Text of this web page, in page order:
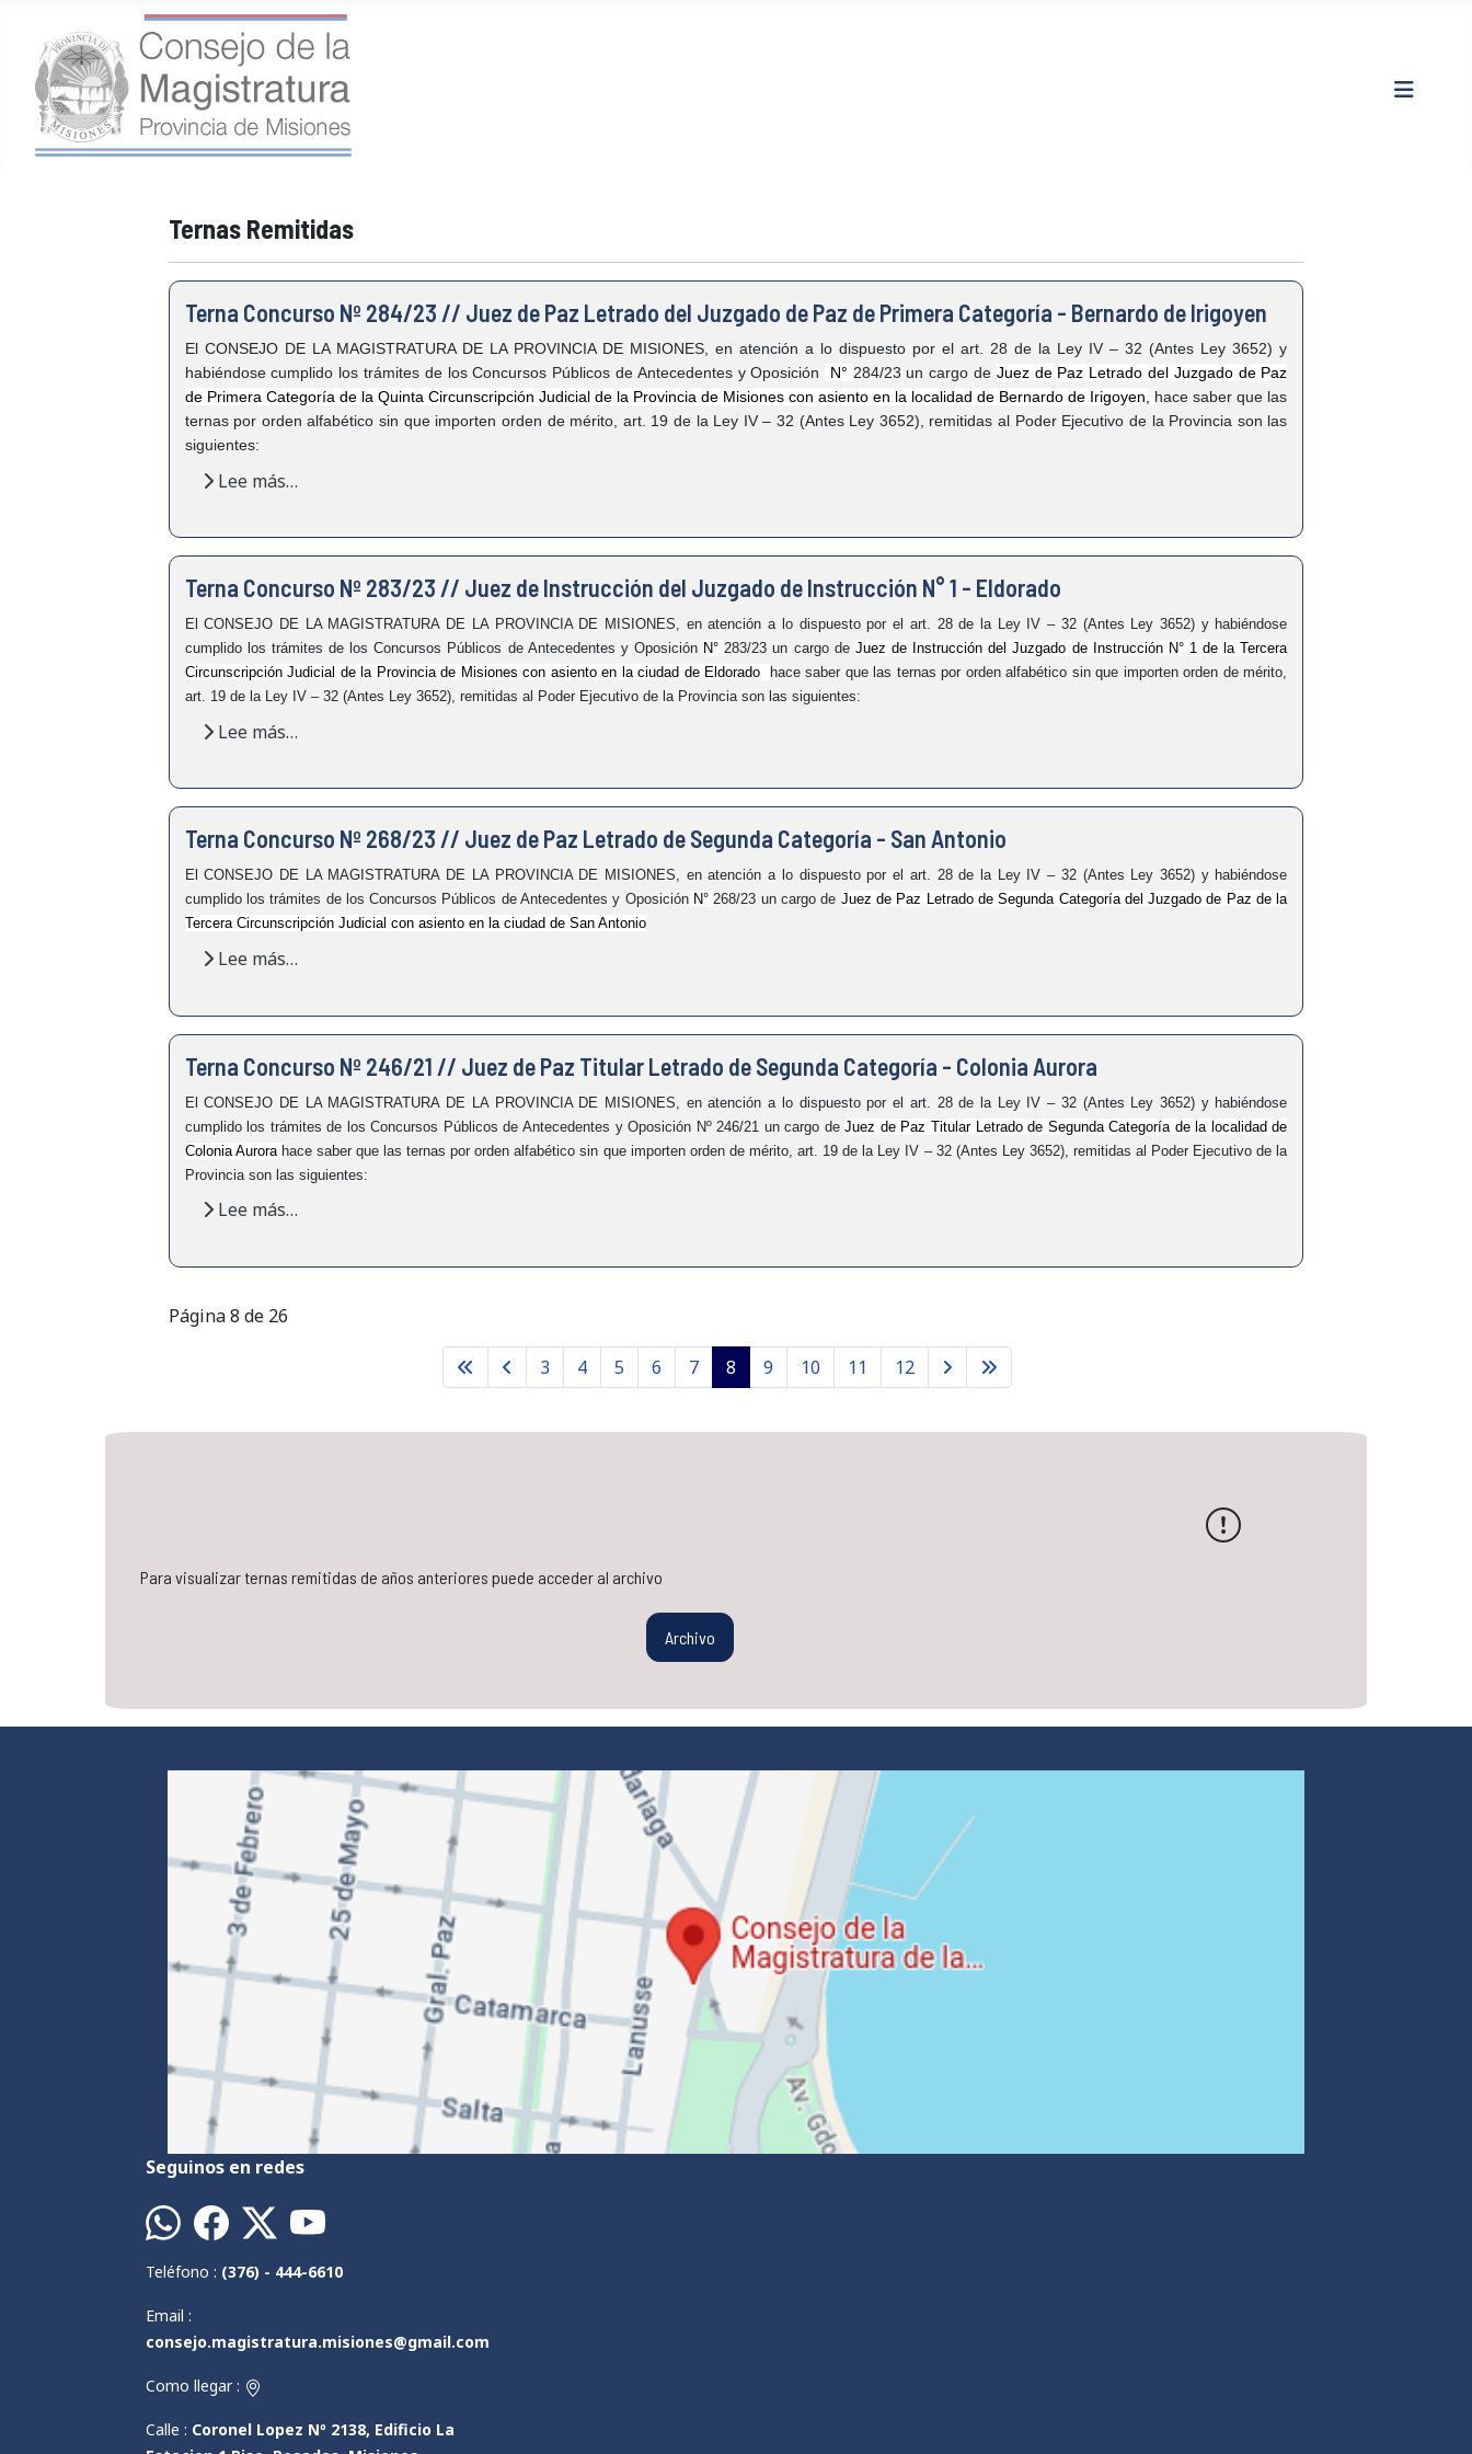
Ternas Remitidas
Terna Concurso Nº 284/23 // Juez de Paz Letrado del Juzgado de Paz de Primera Categoría - Bernardo de Irigoyen
El CONSEJO DE LA MAGISTRATURA DE LA PROVINCIA DE MISIONES, en atención a lo dispuesto por el art. 28 de la Ley IV – 32 (Antes Ley 3652) y
habiéndose cumplido los trámites de los Concursos Públicos de Antecedentes y Oposición
N° 284/23 un cargo de Juez de Paz Letrado del Juzgado de Paz
de Primera Categoría de la Quinta Circunscripción Judicial de la Provincia de Misiones con asiento en la localidad de Bernardo de Irigoyen, hace saber que las
ternas por orden alfabético sin que importen orden de mérito, art. 19 de la Ley IV – 32 (Antes Ley 3652), remitidas al Poder Ejecutivo de la Provincia son las
siguientes:
Lee más…
Terna Concurso Nº 283/23 // Juez de Instrucción del Juzgado de Instrucción N° 1 - Eldorado
El CONSEJO DE LA MAGISTRATURA DE LA PROVINCIA DE MISIONES, en atención a lo dispuesto por el art. 28 de la Ley IV – 32 (Antes Ley 3652) y habiéndose
cumplido los trámites de los Concursos Públicos de Antecedentes y Oposición N°283/23 un cargo de Juez de Instrucción del Juzgado de Instrucción N° 1 de la Tercera
Circunscripción Judicial de la Provincia de Misiones con asiento en la ciudad de Eldorado
hace saber que las ternas por orden alfabético sin que importen orden de mérito,
art. 19 de la Ley IV – 32 (Antes Ley 3652), remitidas al Poder Ejecutivo de la Provincia son las siguientes:
Lee más…
Terna Concurso Nº 268/23 // Juez de Paz Letrado de Segunda Categoría - San Antonio
El CONSEJO DE LA MAGISTRATURA DE LA PROVINCIA DE MISIONES, en atención a lo dispuesto por el art. 28 de la Ley IV – 32 (Antes Ley 3652) y habiéndose
cumplido los trámites de los Concursos Públicos de Antecedentes y OposiciónN°268/23 un cargo de Juez de Paz Letrado de Segunda Categoría del Juzgado de Paz de la
Tercera Circunscripción Judicial con asiento en la ciudad de San Antonio
Lee más…
Terna Concurso Nº 246/21 // Juez de Paz Titular Letrado de Segunda Categoría - Colonia Aurora
El CONSEJO DE LA MAGISTRATURA DE LA PROVINCIA DE MISIONES, en atención a lo dispuesto por el art. 28 de la Ley IV – 32 (Antes Ley 3652) y habiéndose
cumplido los trámites de los Concursos Públicos de Antecedentes y Oposición Nº 246/21 un cargo deJuez de Paz Titular Letrado de Segunda Categoría de la localidad de
Colonia Aurora hace saber que las ternas por orden alfabético sin que importen orden de mérito, art. 19 de la Ley IV – 32 (Antes Ley 3652), remitidas al Poder Ejecutivo de la
Provincia son las siguientes:
Lee más…
Página 8 de 26
3 4 5 6 7 8 9 10 11 12
Para visualizar ternas remitidas de años anteriores puede acceder al archivo
Archivo
Seguinos en redes
Teléfono : (376) - 444-6610
Email :
consejo.magistratura.misiones@gmail.com
Como llegar :
Calle : Coronel Lopez Nº 2138, Edificio La